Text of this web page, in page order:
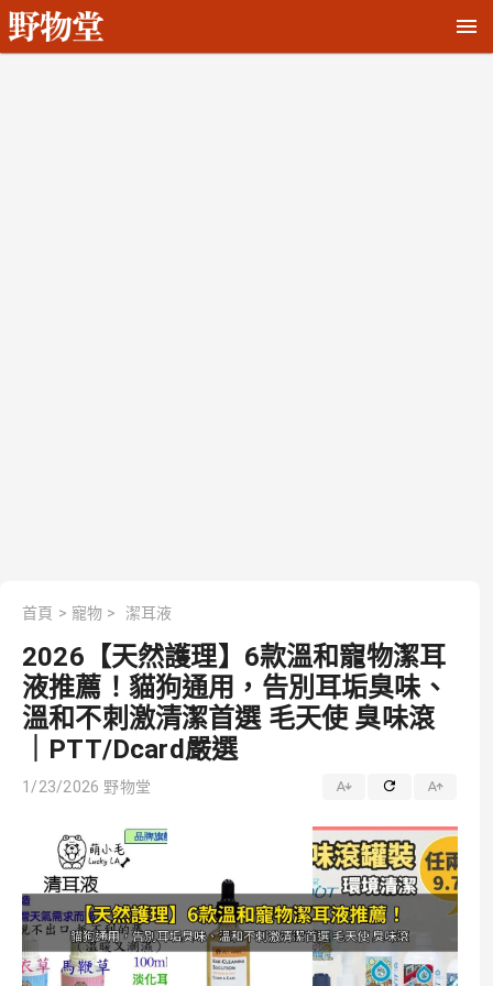
首頁 > 寵物 > 潔耳液
2026【天然護理】6款溫和寵物潔耳
液推薦！貓狗通用，告別耳垢臭味、
溫和不刺激清潔首選 毛天使 臭味滾
｜PTT/Dcard嚴選
1/23/2026 野物堂